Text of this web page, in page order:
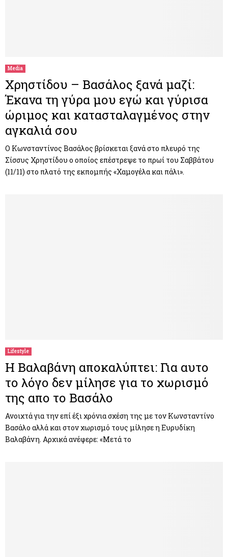
Media
Χρηστίδου – Βασάλος ξανά μαζί:
Έκανα τη γύρα μου εγώ και γύρισα
ώριμος και κατασταλαγμένος στην
αγκαλιά σου
Ο Κωνσταντίνος Βασάλος βρίσκεται ξανά στο πλευρό της
Σίσσυς Χρηστίδου ο οποίος επέστρεψε το πρωί του Σαββάτου
(11/11) στο πλατό της εκπομπής «Χαμογέλα και πάλι».
Lifestyle
Η Βαλαβάνη αποκαλύπτει: Για αυτο
το λόγο δεν μίλησε για το χωρισμό
της απο το Βασάλο
Ανοιχτά για την επί έξι χρόνια σχέση της με τον Κωνσταντίνο
Βασάλο αλλά και στον χωρισμό τους μίλησε η Ευρυδίκη
Βαλαβάνη. Αρχικά ανέφερε: «Μετά το